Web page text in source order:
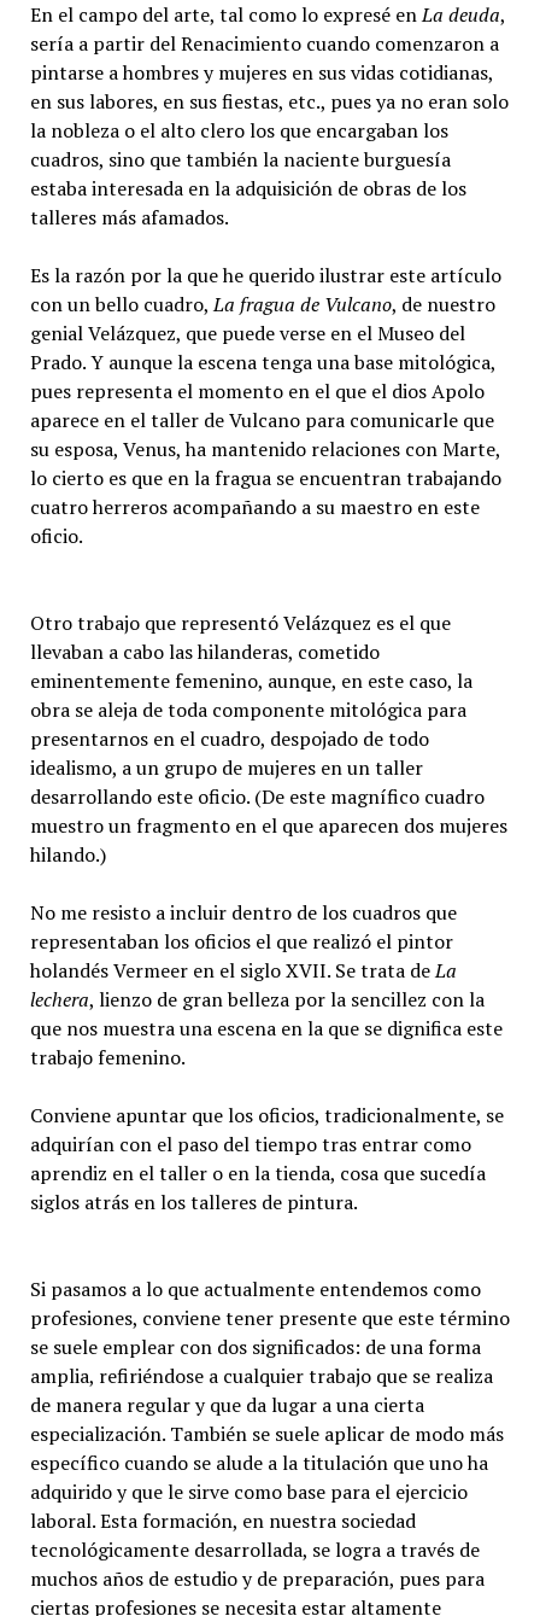
En el campo del arte, tal como lo expresé enLa deuda,
sería a partir del Renacimiento cuando comenzaron a
pintarse a hombres y mujeres en sus vidas cotidianas,
en sus labores, en sus fiestas, etc., pues ya no eran solo
la nobleza o el alto clero los que encargaban los
cuadros, sino que también la naciente burguesía
estaba interesada en la adquisición de obras de los
talleres más afamados.
Es la razón por la que he querido ilustrar este artículo
con un bello cuadro,La fragua de Vulcano, de nuestro
genial Velázquez, que puede verse en el Museo del
Prado. Y aunque la escena tenga una base mitológica,
pues representa el momento en el que el dios Apolo
aparece en el taller de Vulcano para comunicarle que
su esposa, Venus, ha mantenido relaciones con Marte,
lo cierto es que en la fragua se encuentran trabajando
cuatro herreros acompañando a su maestro en este
oficio.
Otro trabajo que representó Velázquez es el que
llevaban a cabo las hilanderas, cometido
eminentemente femenino, aunque, en este caso, la
obra se aleja de toda componente mitológica para
presentarnos en el cuadro, despojado de todo
idealismo, a un grupo de mujeres en un taller
desarrollando este oficio. (De este magnífico cuadro
muestro un fragmento en el que aparecen dos mujeres
hilando.)
No me resisto a incluir dentro de los cuadros que
representaban los oficios el que realizó el pintor
holandés Vermeer en el siglo XVII. Se trata deLa
lechera, lienzo de gran belleza por la sencillez con la
que nos muestra una escena en la que se dignifica este
trabajo femenino.
Conviene apuntar que los oficios, tradicionalmente, se
adquirían con el paso del tiempo tras entrar como
aprendiz en el taller o en la tienda, cosa que sucedía
siglos atrás en los talleres de pintura.
Si pasamos a lo que actualmente entendemos como
profesiones, conviene tener presente que este término
se suele emplear con dos significados: de una forma
amplia, refiriéndose a cualquier trabajo que se realiza
de manera regular y que da lugar a una cierta
especialización. También se suele aplicar de modo más
específico cuando se alude a la titulación que uno ha
adquirido y que le sirve como base para el ejercicio
laboral. Esta formación, en nuestra sociedad
tecnológicamente desarrollada, se logra a través de
muchos años de estudio y de preparación, pues para
ciertas profesiones se necesita estar altamente